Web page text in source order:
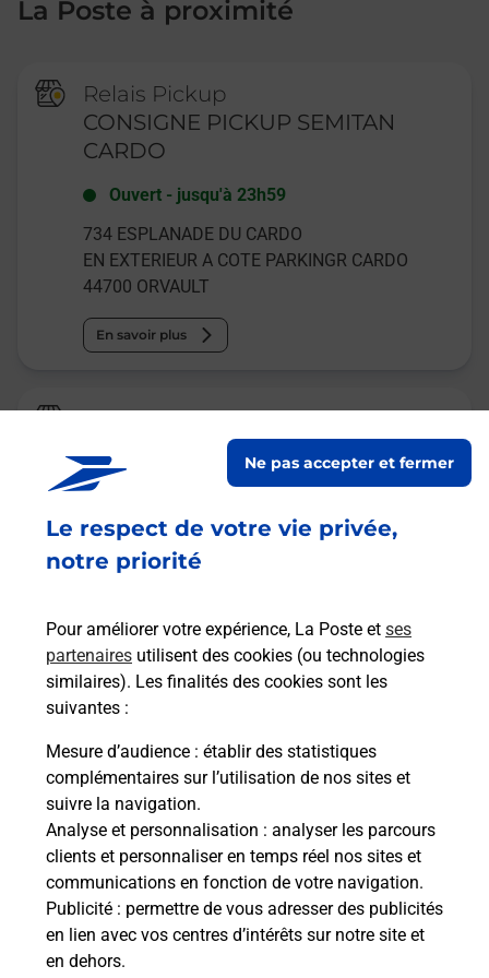
Le respect de votre vie privée,
notre priorité
Pour améliorer votre expérience, La Poste et ses
partenaires utilisent des cookies (ou technologies
similaires). Les finalités des cookies sont les
suivantes :
Mesure d’audience : établir des statistiques
complémentaires sur l’utilisation de nos sites et
suivre la navigation.
Analyse et personnalisation : analyser les parcours
clients et personnaliser en temps réel nos sites et
communications en fonction de votre navigation.
Publicité : permettre de vous adresser des publicités
en lien avec vos centres d’intérêts sur notre site et
en dehors.
Ne pas accepter et fermer
La Poste à proximité
Relais Pickup
CONSIGNE PICKUP SEMITAN
CARDO
Ouvert - jusqu'à 23h59
734 ESPLANADE DU CARDO
EN EXTERIEUR A COTE PARKINGR CARDO
44700 ORVAULT
En savoir plus
Relais Pickup
CONSIGNE E LECLERC ORVAULT
jusqu'à 23h59
1 RUE DE LA CONRAIE
44700 ORVAULT
Malin !
La Poste
en ligne
Ouvert 24h/24
En savoir plus